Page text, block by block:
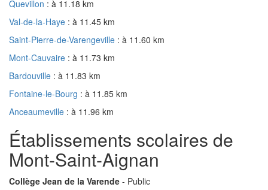
Quevillon : à 11.18 km
Val-de-la-Haye : à 11.45 km
Saint-Pierre-de-Varengeville : à 11.60 km
Mont-Cauvaire : à 11.73 km
Bardouville : à 11.83 km
Fontaine-le-Bourg : à 11.85 km
Anceaumeville : à 11.96 km
Établissements scolaires de
Mont-Saint-Aignan
Collège Jean de la Varende - Public